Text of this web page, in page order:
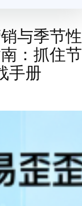
与季节性
：抓住节
手册